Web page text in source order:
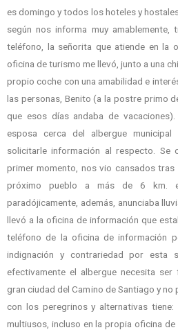
es domingo y todos los hoteles y
según nos informa muy amablemente,
teléfono, la señorita que atiende en la
oficina de turismo me llevó, junto a una
propio coche con una amabilidad e
las personas, Benito (a la postre primo
que esos días andaba de
esposa cerca del albergue
solicitarle información al respecto. Se
primer momento, nos vio cansados
próximo pueblo a más de 6 km.
paradójicamente, además, anunciaba
llevó a la oficina de información que
teléfono de la oficina de información
indignación y contrariedad por esta
efectivamente el albergue necesita
gran ciudad del Camino de Santiago y
con los peregrinos y alternativas
multiusos, incluso en la propia oficina